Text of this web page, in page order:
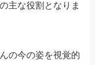
主な役割となりま
の今の姿を視覚的